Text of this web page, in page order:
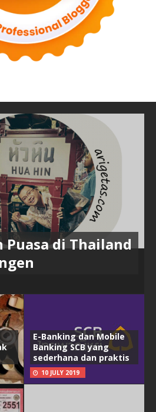
Puasa di Thailand
E-Banking dan Mobile
Banking SCB yang
sederhana dan praktis
10 JULY 2019